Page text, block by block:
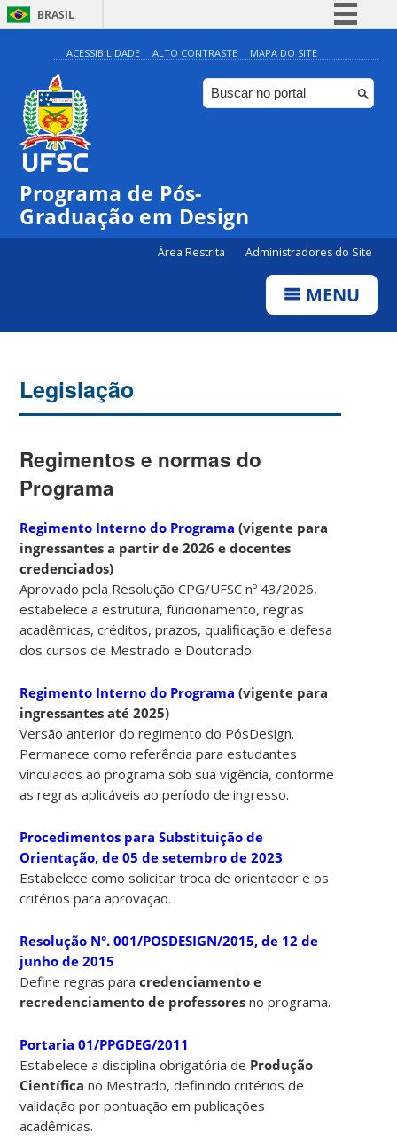
BRASIL
Simplifique!
Comunica BR
Participe
ACESSIBILIDADE ALTO CONTRASTE MAPA DO SITE
Programa de Pós-
Graduação em Design
Área Restrita Administradores do Site
MENU
Legislação
Regimentos e normas do
Programa
Regimento Interno do Programa (vigente para
ingressantes a partir de 2026 e docentes
credenciados)
Aprovado pela Resolução CPG/UFSC nº 43/2026,
estabelece a estrutura, funcionamento, regras
acadêmicas, créditos, prazos, qualificação e defesa
dos cursos de Mestrado e Doutorado.
Regimento Interno do Programa (vigente para
ingressantes até 2025)
Versão anterior do regimento do PósDesign.
Permanece como referência para estudantes
vinculados ao programa sob sua vigência, conforme
as regras aplicáveis ao período de ingresso.
Procedimentos para Substituição de
Orientação, de 05 de setembro de 2023
Estabelece como solicitar troca de orientador e os
critérios para aprovação.
Resolução N°. 001/POSDESIGN/2015, de 12 de
junho de 2015
Define regras para credenciamento e
recredenciamento de professores no programa.
Portaria 01/PPGDEG/2011
Estabelece a disciplina obrigatória de Produção
Científica no Mestrado, definindo critérios de
validação por pontuação em publicações
acadêmicas.